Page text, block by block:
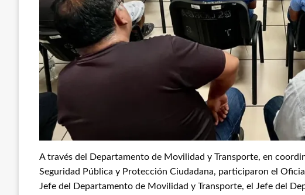
A través del Departamento de Movilidad y Transporte, en
Seguridad Pública y Protección Ciudadana, participaron el
Jefe del Departamento de Movilidad y Transporte, el Jefe del